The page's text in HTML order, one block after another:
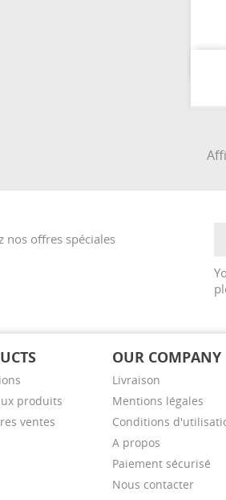
nos offres spéciales
produits
ventes
OUR COMPANY
Livraison
Mentions légales
Conditions
A propos
Paiement sécurisé
Nous contacter